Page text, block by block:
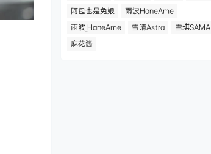
阿包也是兔娘
雨波HaneAme
雨波_HaneAme
雪晴Astra
雪琪SAMA
麻花酱